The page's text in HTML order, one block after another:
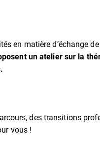
en matière d’échange
un atelier sur la
des transitions
vous !